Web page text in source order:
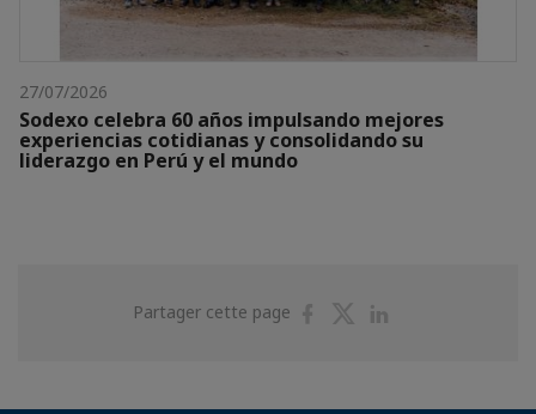
27/07/2026
Sodexo celebra 60 años impulsando mejores
experiencias cotidianas y consolidando su
liderazgo en Perú y el mundo
Partager cette page
PartagerPartager